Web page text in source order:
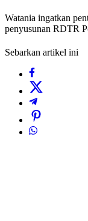
Watania ingatkan
penyusunan RDTR
Sebarkan artikel ini